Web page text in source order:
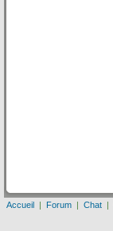
Accueil | Forum | Chat |